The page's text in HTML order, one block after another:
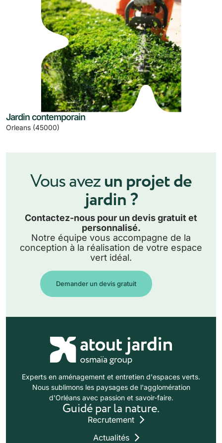
Jardin contemporain
Orleans (45000)
Vous avezun projet de
jardin ?
Contactez-nous pour un devis gratuit et
personnalisé.
Notre équipe vous accompagne de la
conception à la réalisation de votre espace
vert idéal.
Demander un devis gratuit
Experts en aménagement et entretien d'espaces verts.
Nous sublimons les paysages de l'agglomération
d'Orléans avec passion et savoir-faire.
Guidé par la nature.
Recrutement
Actualités